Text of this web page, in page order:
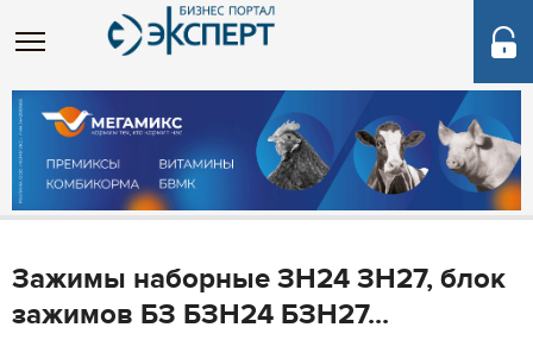
Зажимы наборные ЗН24 ЗН27, блок
зажимов БЗ БЗН24 БЗН27...